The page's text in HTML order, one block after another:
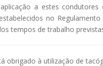
a estes
no
tempos de trabalho
obrigado à utilização de